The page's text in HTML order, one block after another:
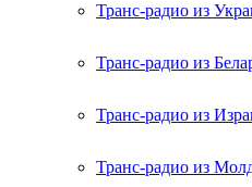
Транс-радио из
Транс-радио из
Транс-радио из
Транс-радио из